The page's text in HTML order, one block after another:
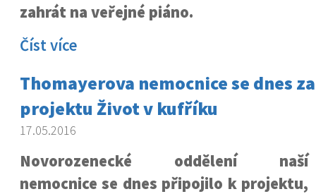
zahrát na veřejné piáno.
Číst více
Thomayerova nemocnice se dnes
projektu Život v kufříku
17.05.2016
Novorozenecké oddělení naší
nemocnice se dnes připojilo k projektu,